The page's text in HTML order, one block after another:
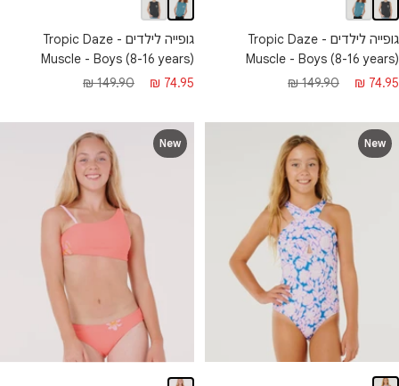
גופייה לילדים - Tropic Daze
Muscle - Boys (8-16 years)
מחיר
74.95 ₪
מחיר
149.90 ₪
גופייה לילדים - Tropic Daze
Muscle - Boys (8-16 years)
מחיר
74.95 ₪
מחיר
149.90 ₪
New
New